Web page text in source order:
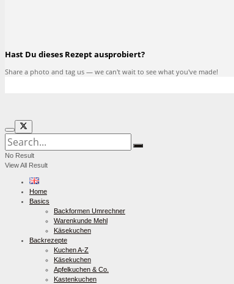
Hast Du dieses Rezept ausprobiert?
Share a photo and tag us — we can't wait to see what you've made!
No Result
View All Result
Home
Basics
Backformen Umrechner
Warenkunde Mehl
Käsekuchen
Backrezepte
Kuchen A-Z
Käsekuchen
Apfelkuchen & Co.
Kastenkuchen